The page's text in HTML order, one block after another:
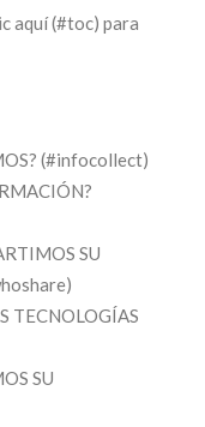
aquí (#toc) para
(#infocollect)
SU
TECNOLOGÍAS
SU